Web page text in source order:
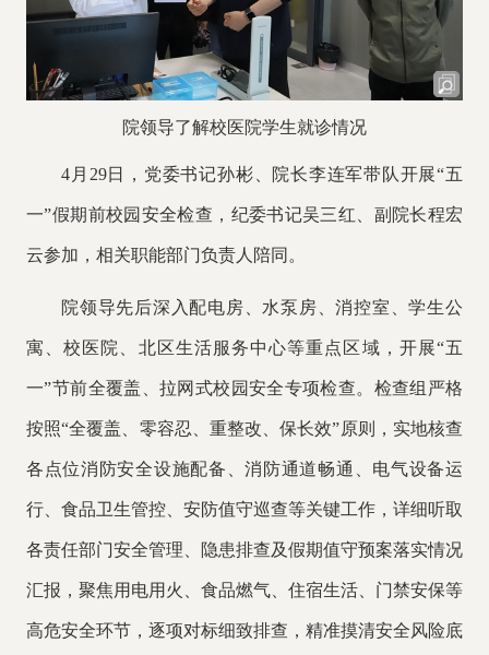
院领导了解校医院学生就诊情况
4月29日，党委书记孙彬、院长李连军带队开展“五
一”假期前校园安全检查，纪委书记吴三红、副院长程宏
云参加，相关职能部门负责人陪同。
院领导先后深入配电房、水泵房、消控室、学生公
寓、校医院、北区生活服务中心等重点区域，开展“五
一”节前全覆盖、拉网式校园安全专项检查。检查组严格
按照“全覆盖、零容忍、重整改、保长效”原则，实地核查
各点位消防安全设施配备、消防通道畅通、电气设备运
行、食品卫生管控、安防值守巡查等关键工作，详细听取
各责任部门安全管理、隐患排查及假期值守预案落实情况
汇报，聚焦用电用火、食品燃气、住宿生活、门禁安保等
高危安全环节，逐项对标细致排查，精准摸清安全风险底